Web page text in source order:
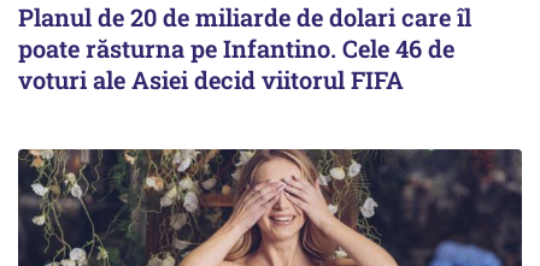
Planul de 20 de miliarde de dolari care îl
poate răsturna pe Infantino. Cele 46 de
voturi ale Asiei decid viitorul FIFA